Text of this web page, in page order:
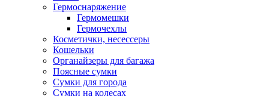
Гермоснаряжение
Гермомешки
Гермочехлы
Косметички, несессеры
Кошельки
Органайзеры для багажа
Поясные сумки
Сумки для города
Сумки на колесах